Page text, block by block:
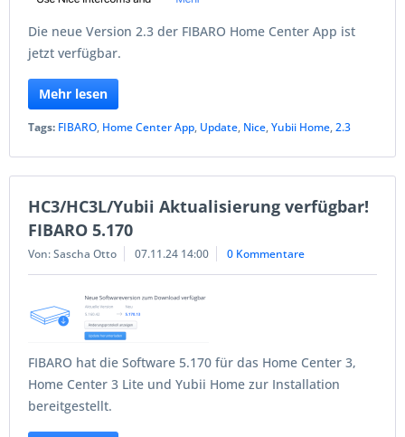
Die neue Version 2.3 der FIBARO Home Center App ist
jetzt verfügbar.
Mehr lesen
Tags: FIBARO, Home Center App, Update, Nice,Yubii Home,2.3
HC3/HC3L/Yubii Aktualisierung verfügbar!
FIBARO 5.170
Von: Sascha Otto 07.11.24 14:00 0 Kommentare
FIBARO hat die Software 5.170 für das Home Center 3,
Home Center 3 Lite und Yubii Home zur Installation
bereitgestellt.